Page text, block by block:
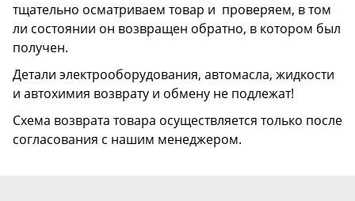
тщательно осматриваем товар и проверяем, в том
ли состоянии он возвращен обратно, в котором был
получен.
Детали электрооборудования, автомасла, жидкости
и автохимия возврату и обмену не подлежат!
Схема возврата товара осуществляется только после
согласования с нашим менеджером.